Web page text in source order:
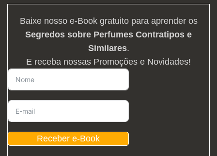
Baixe nosso e-Book gratuito para aprender os
Segredos sobre Perfumes Contratipos e
Similares.
E receba nossas Promoções e Novidades!
Receber e-Book